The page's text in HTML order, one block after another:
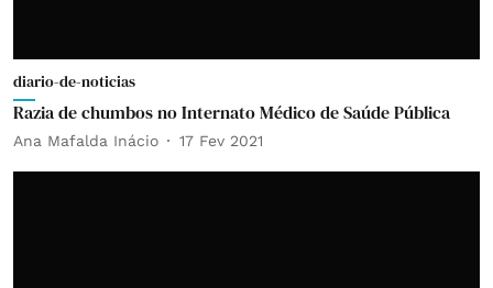
diario-de-noticias
Razia de chumbos no Internato Médico de Saúde Pública
Ana Mafalda Inácio 17 Fev 2021